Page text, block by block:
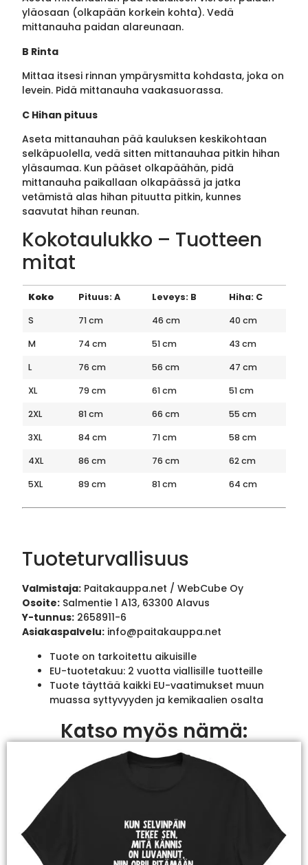
yläosaan (olkapään korkein kohta). Vedä
mittanauha paidan alareunaan.
B Rinta
Mittaa itsesi rinnan ympärysmitta kohdasta, joka on
levein. Pidä mittanauha vaakasuorassa.
C Hihan pituus
Aseta mittanauhan pää kauluksen keskikohtaan
selkäpuolella, vedä sitten mittanauhaa pitkin hihan
yläsaumaa. Kun pääset olkapäähän, pidä
mittanauha paikallaan olkapäässä ja jatka
vetämistä alas hihan pituutta pitkin, kunnes
saavutat hihan reunan.
Kokotaulukko – Tuotteen
mitat
Koko Pituus: A Leveys: B
Hiha: C
S
71 cm 46 cm
40 cm
M
74 cm 51 cm
43 cm
L
76 cm 56 cm
47 cm
XL
79 cm 61 cm
51 cm
2XL
81 cm 66 cm
55 cm
3XL
84 cm 71 cm
58 cm
4XL
86 cm 76 cm
62 cm
5XL
89 cm 81 cm 64 cm
Tuoteturvallisuus
Valmistaja: Paitakauppa.net / WebCube Oy
Osoite: Salmentie 1 A13, 63300 Alavus
Y-tunnus: 2658911-6
Asiakaspalvelu: info@paitakauppa.net
Tuote on tarkoitettu aikuisille
EU-tuotetakuu: 2 vuotta viallisille tuotteille
Tuote täyttää kaikki EU-vaatimukset muun
muassa syttyvyyden ja kemikaalien osalta
Katso myös nämä: